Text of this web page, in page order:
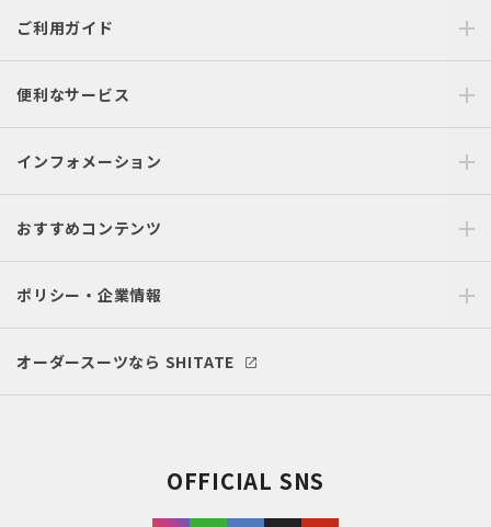
ご利用ガイド
便利なサービス
インフォメーション
おすすめコンテンツ
ポリシー・企業情報
オーダースーツなら SHITATE
OFFICIAL SNS